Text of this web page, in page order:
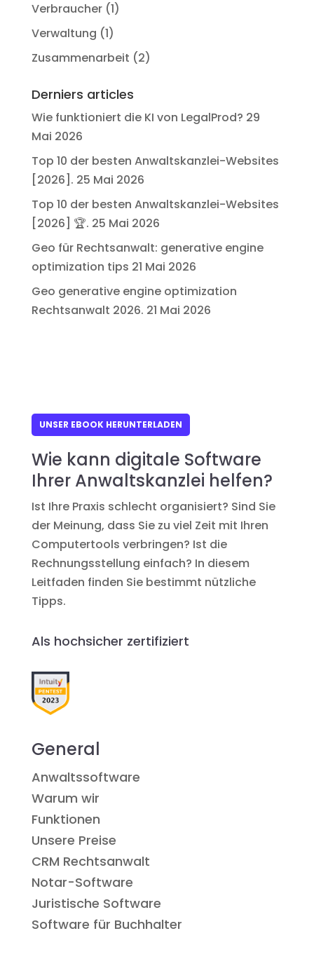
Verbraucher(1)
Verwaltung (1)
Zusammenarbeit (2)
Derniers articles
Wie funktioniert die KI von LegalProd? 29
Mai 2026
Top 10 der besten Anwaltskanzlei-Websites
[2026]. 25 Mai 2026
Top 10 der besten Anwaltskanzlei-Websites
[2026] 🏆. 25 Mai 2026
Geo für Rechtsanwalt: generative engine
optimization tips 21 Mai 2026
Geo generative engine optimization
Rechtsanwalt 2026. 21 Mai 2026
UNSER EBOOK HERUNTERLADEN
Wie kann digitale Software
Ihrer Anwaltskanzlei helfen?
Ist Ihre Praxis schlecht organisiert? Sind Sie
der Meinung, dass Sie zu viel Zeit mit Ihren
Computertools verbringen? Ist die
Rechnungsstellung einfach? In diesem
Leitfaden finden Sie bestimmt nützliche
Tipps.
Als hochsicher zertifiziert
General
Anwaltssoftware
Warum wir
Funktionen
Unsere Preise
CRM Rechtsanwalt
Notar-Software
Juristische Software
Software für Buchhalter